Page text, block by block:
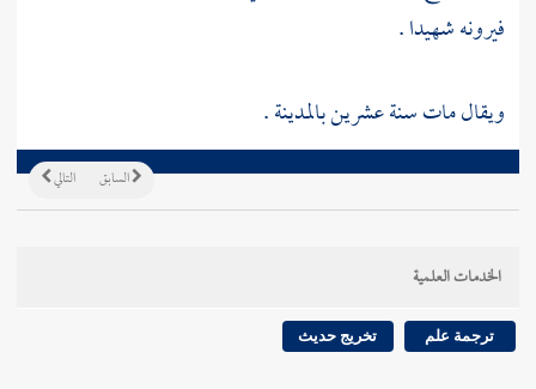
فيرونه شهيدا .
ويقال مات سنة عشرين بالمدينة .
التالي السابق
الخدمات العلمية
ترجمة علم تخريج حديث